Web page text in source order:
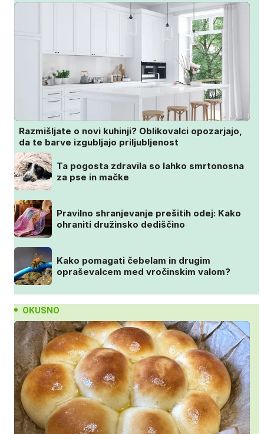
Razmišljate o novi kuhinji? Oblikovalci opozarjajo,
da te barve izgubljajo priljubljenost
Ta pogosta zdravila so lahko smrtonosna
za pse in mačke
Pravilno shranjevanje prešitih odej: Kako
ohraniti družinsko dediščino
Kako pomagati čebelam in drugim
opraševalcem med vročinskim valom?
OKUSNO